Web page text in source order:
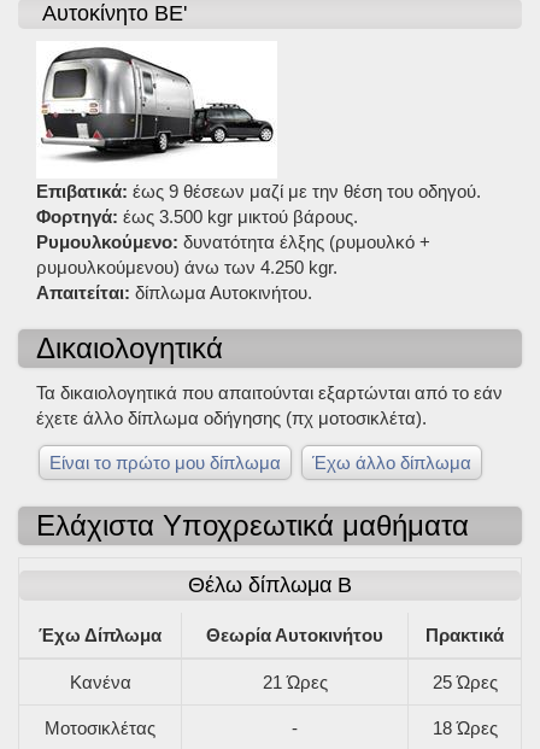
Αυτοκίνητο BE'
Επιβατικά: έως 9 θέσεων μαζί με την θέση του οδηγού.
Φορτηγά: έως 3.500 kgr μικτού βάρους.
Ρυμουλκούμενο: δυνατότητα έλξης (ρυμουλκό +
ρυμουλκούμενου) άνω των 4.250 kgr.
Απαιτείται: δίπλωμα Αυτοκινήτου.
Δικαιολογητικά
Τα δικαιολογητικά που απαιτούνται εξαρτώνται από το εάν
έχετε άλλο δίπλωμα οδήγησης (πχ μοτοσικλέτα).
Είναι το πρώτο μου δίπλωμα Έχω άλλο δίπλωμα
Ελάχιστα Υποχρεωτικά μαθήματα
Θέλω δίπλωμα Β
Έχω Δίπλωμα Θεωρία Αυτοκινήτου Πρακτικά
Κανένα 21 Ώρες 25 Ώρες
Μοτοσικλέτας - 18 Ώρες